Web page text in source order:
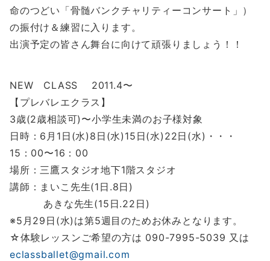
命のつどい「骨髄バンクチャリティーコンサート」）
の振付け＆練習に入ります。
出演予定の皆さん舞台に向けて頑張りましょう！！
NEW CLASS 2011.4〜
【プレバレエクラス】
3歳(2歳相談可)〜小学生未満のお子様対象
日時：6月1日(水)8日(水)15日(水)22日(水)・・・
15：00〜16：00
場所：三鷹スタジオ地下1階スタジオ
講師：まいこ先生(1日.8日)
あきな先生(15日.22日)
※5月29日(水)は第5週目のためお休みとなります。
☆体験レッスンご希望の方は 090-7995-5039 又は
eclassballet@gmail.com